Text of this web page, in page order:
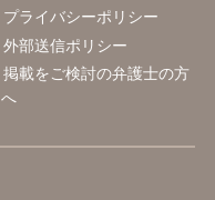
プライバシーポリシー
外部送信ポリシー
掲載をご検討の弁護士の方
へ